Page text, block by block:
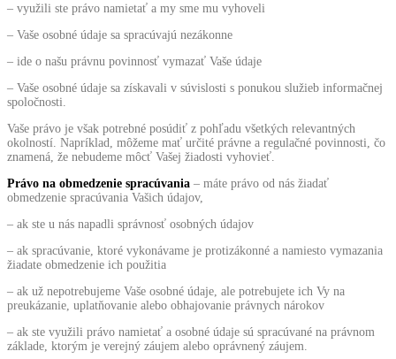
– využili ste právo namietať a my sme mu vyhoveli
– Vaše osobné údaje sa spracúvajú nezákonne
– ide o našu právnu povinnosť vymazať Vaše údaje
– Vaše osobné údaje sa získavali v súvislosti s ponukou služieb informačnej
spoločnosti.
Vaše právo je však potrebné posúdiť z pohľadu všetkých relevantných
okolností. Napríklad, môžeme mať určité právne a regulačné povinnosti, čo
znamená, že nebudeme môcť Vašej žiadosti vyhovieť.
Právo na obmedzenie spracúvania – máte právo od nás žiadať
obmedzenie spracúvania Vašich údajov,
– ak ste u nás napadli správnosť osobných údajov
– ak spracúvanie, ktoré vykonávame je protizákonné a namiesto vymazania
žiadate obmedzenie ich použitia
– ak už nepotrebujeme Vaše osobné údaje, ale potrebujete ich Vy na
preukázanie, uplatňovanie alebo obhajovanie právnych nárokov
– ak ste využili právo namietať a osobné údaje sú spracúvané na právnom
základe, ktorým je verejný záujem alebo oprávnený záujem.